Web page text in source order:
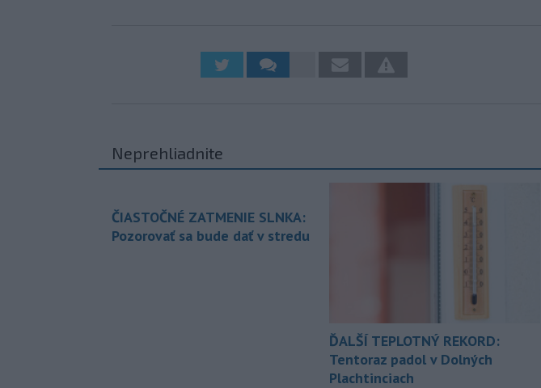
Neprehliadnite
ČIASTOČNÉ ZATMENIE SLNKA:
Pozorovať sa bude dať v stredu
ĎALŠÍ TEPLOTNÝ REKORD:
Tentoraz padol v Dolných
Plachtinciach